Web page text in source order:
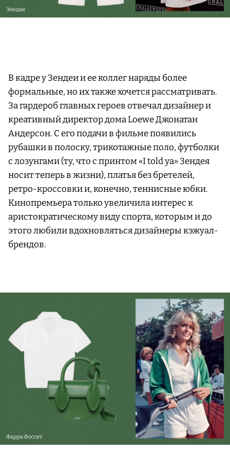
В кадре у Зендеи и ее коллег наряды более
формальные, но их также хочется рассматривать.
За гардероб главных героев отвечал дизайнер и
креативный директор дома Loewe Джонатан
Андерсон. С его подачи в фильме появились
рубашки в полоску, трикотажные поло, футболки
с лозунгами (ту, что с принтом «I told ya» Зендея
носит теперь в жизни), платья без бретелей,
ретро-кроссовки и, конечно, теннисные юбки.
Кинопремьера только увеличила интерес к
аристократическому виду спорта, которым и до
этого любили вдохновляться дизайнеры кэжуал-
брендов.